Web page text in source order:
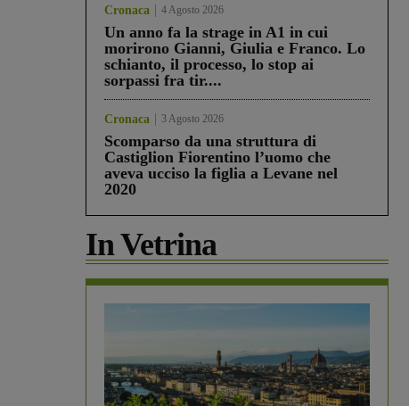
Cronaca 4 Agosto 2026
Un anno fa la strage in A1 in cui
morirono Gianni, Giulia e Franco. Lo
schianto, il processo, lo stop ai
sorpassi fra tir....
Cronaca 3 Agosto 2026
Scomparso da una struttura di
Castiglion Fiorentino l’uomo che
aveva ucciso la figlia a Levane nel
2020
In Vetrina